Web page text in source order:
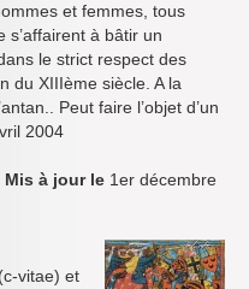
et femmes, tous
s’affairent à bâtir un
le strict respect des
du XIIIème siècle. A la
Peut faire l’objet d’un
2004
Mis à jour le 1er décembre
vitae) et